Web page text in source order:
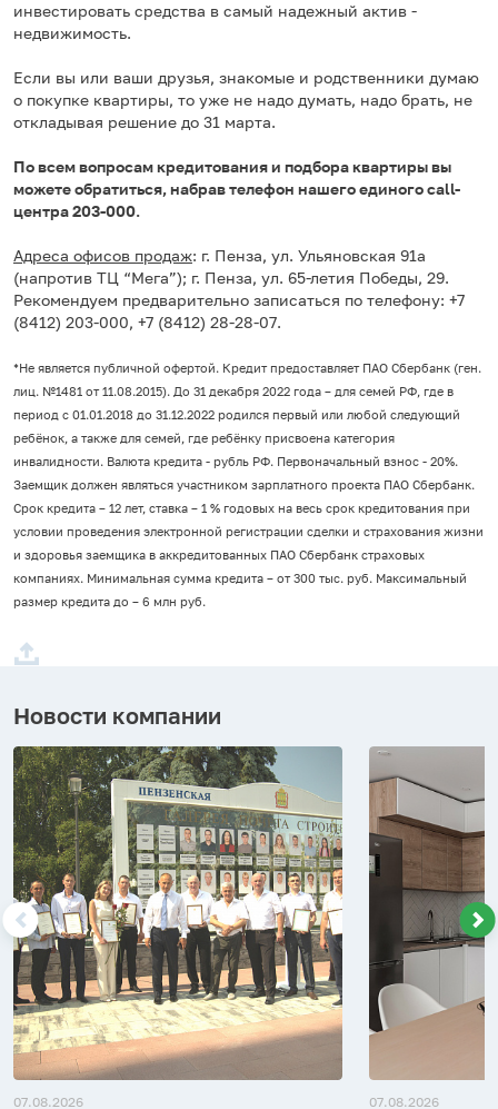
инвестировать средства в самый надежный актив -
недвижимость.
Если вы или ваши друзья, знакомые и родственники думаю
о покупке квартиры, то уже не надо думать, надо брать, не
откладывая решение до 31 марта.
По всем вопросам кредитования и подбора квартиры вы
можете обратиться, набрав телефон нашего единого call-
центра 203-000.
Адреса офисов продаж: г. Пенза, ул. Ульяновская 91а
(напротив ТЦ “Мега”); г. Пенза, ул. 65-летия Победы, 29.
Рекомендуем предварительно записаться по телефону: +7
(8412) 203-000, +7 (8412) 28-28-07.
*Не является публичной офертой. Кредит предоставляет ПАО Сбербанк (ген.
лиц. №1481 от 11.08.2015). До 31 декабря 2022 года – для семей РФ, где в
период с 01.01.2018 до 31.12.2022 родился первый или любой следующий
ребёнок, а также для семей, где ребёнку присвоена категория
инвалидности. Валюта кредита - рубль РФ. Первоначальный взнос - 20%.
Заемщик должен являться участником зарплатного проекта ПАО Сбербанк.
Срок кредита – 12 лет, ставка – 1 % годовых на весь срок кредитования при
условии проведения электронной регистрации сделки и страхования жизни
и здоровья заемщика в аккредитованных ПАО Сбербанк страховых
компаниях. Минимальная сумма кредита – от 300 тыс. руб. Максимальный
размер кредита до – 6 млн руб.
Новости компании
07.08.2026 07.08.2026